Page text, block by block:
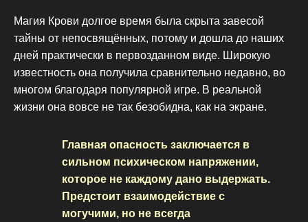
Магия Крови долгое время была скрыта завесой
тайны от непосвящённых, потому и дошла до наших
дней практически в первозданном виде. Широкую
известность она получила сравнительно недавно, во
многом благодаря популярной игре. В реальной
жизни она вовсе не так безобидна, как на экране.
Главная опасность заключается в
сильном психическом напряжении,
которое не каждому дано выдержать.
Предстоит взаимодействие с
могучими, но не всегда